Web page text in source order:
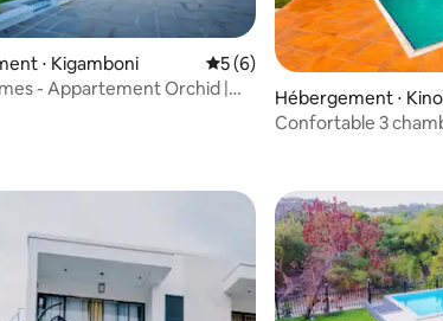
sur la base de 8 commentaires : 5 sur 5
⋅ Kigamboni Évaluation moyenne sur la
5 (6)
- Appartement Orchid |
Hébergement ⋅
Confortable 3